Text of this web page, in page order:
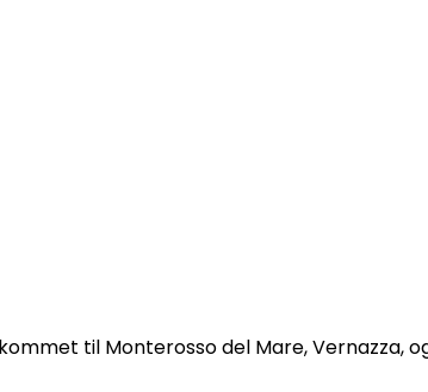
til Monterosso del Mare, Vernazza,